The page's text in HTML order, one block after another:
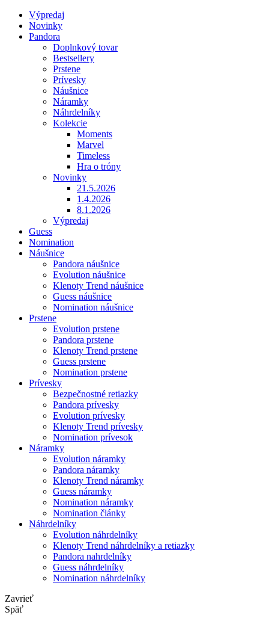
Výpredaj
Novinky
Pandora
Doplnkový tovar
Bestsellery
Prstene
Prívesky
Náušnice
Náramky
Náhrdelníky
Kolekcie
Moments
Marvel
Timeless
Hra o tróny
Novinky
21.5.2026
1.4.2026
8.1.2026
Výpredaj
Guess
Nomination
Náušnice
Pandora náušnice
Evolution náušnice
Klenoty Trend náušnice
Guess náušnice
Nomination náušnice
Prstene
Evolution prstene
Pandora prstene
Klenoty Trend prstene
Guess prstene
Nomination prstene
Prívesky
Bezpečnostné retiazky
Pandora prívesky
Evolution prívesky
Klenoty Trend prívesky
Nomination prívesok
Náramky
Evolution náramky
Pandora náramky
Klenoty Trend náramky
Guess náramky
Nomination náramky
Nomination články
Náhrdelníky
Evolution náhrdelníky
Klenoty Trend náhrdelníky a retiazky
Pandora nahrdelníky
Guess náhrdelníky
Nomination náhrdelníky
Zavrieť
Späť